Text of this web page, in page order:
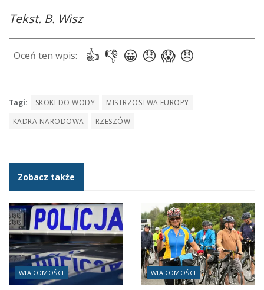
Tekst. B. Wisz
Tagi: SKOKI DO WODY
MISTRZOSTWA EUROPY
KADRA NARODOWA
RZESZÓW
Zobacz także
WIADOMOŚCI WIADOMOŚCI